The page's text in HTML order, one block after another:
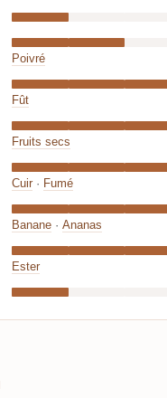
Poivré
Fût
Fruits secs
Cuir · Fumé
Banane · Ananas
Ester